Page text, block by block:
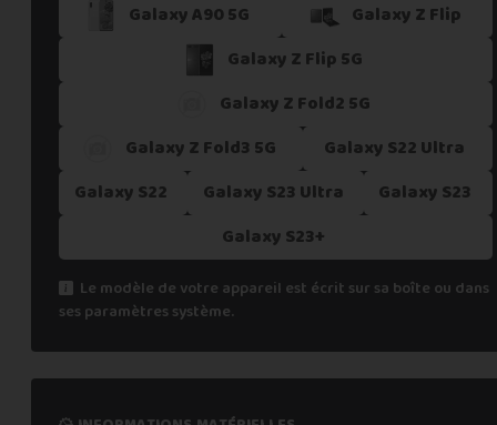
Galaxy A90 5G
Galaxy Z Flip
Galaxy Z Flip 5G
Galaxy Z Fold2 5G
Galaxy Z Fold3 5G
Galaxy S22 Ultra
Galaxy S22
Galaxy S23 Ultra
Galaxy S23
Galaxy S23+
Le modèle de votre appareil est écrit sur sa boîte ou dans
ses paramètres système.